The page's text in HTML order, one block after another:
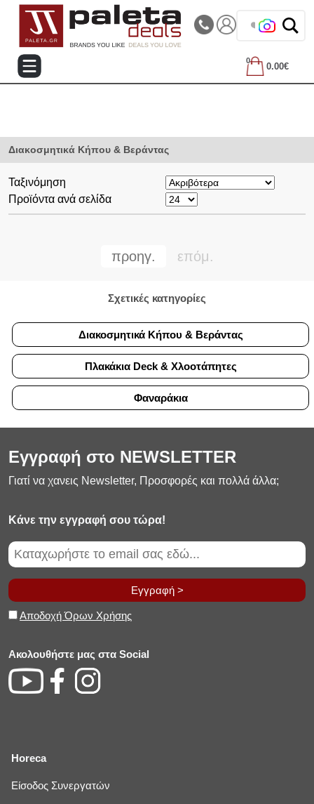
Τηλεφωνικές Παραγγελίες: 2105714144 |||
❤️ Β
0
0.00€
Διακοσμητικά Κήπου & Βεράντας
Ταξινόμηση
Προϊόντα ανά σελίδα
προηγ. επόμ.
Σχετικές κατηγορίες
Διακοσμητικά Κήπου & Βεράντας
Πλακάκια Deck & Χλοοτάπητες
Φαναράκια
Εγγραφή στο NEWSLETTER
Γιατί να χανεις Newsletter, Προσφορές και πολλά άλλα;
Κάνε την εγγραφή σου τώρα!
Εγγραφή >
Αποδοχή Όρων Χρήσης
Ακολουθήστε μας στα Social
Horeca
Είσοδος Συνεργατών